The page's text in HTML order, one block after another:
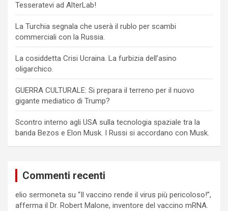
Tesseratevi ad AlterLab!
La Turchia segnala che userà il rublo per scambi
commerciali con la Russia.
La cosiddetta Crisi Ucraina. La furbizia dell’asino
oligarchico.
GUERRA CULTURALE: Si prepara il terreno per il nuovo
gigante mediatico di Trump?
Scontro interno agli USA sulla tecnologia spaziale tra la
banda Bezos e Elon Musk. I Russi si accordano con Musk.
Commenti recenti
elio sermoneta su “Il vaccino rende il virus più pericoloso!”,
afferma il Dr. Robert Malone, inventore del vaccino mRNA.